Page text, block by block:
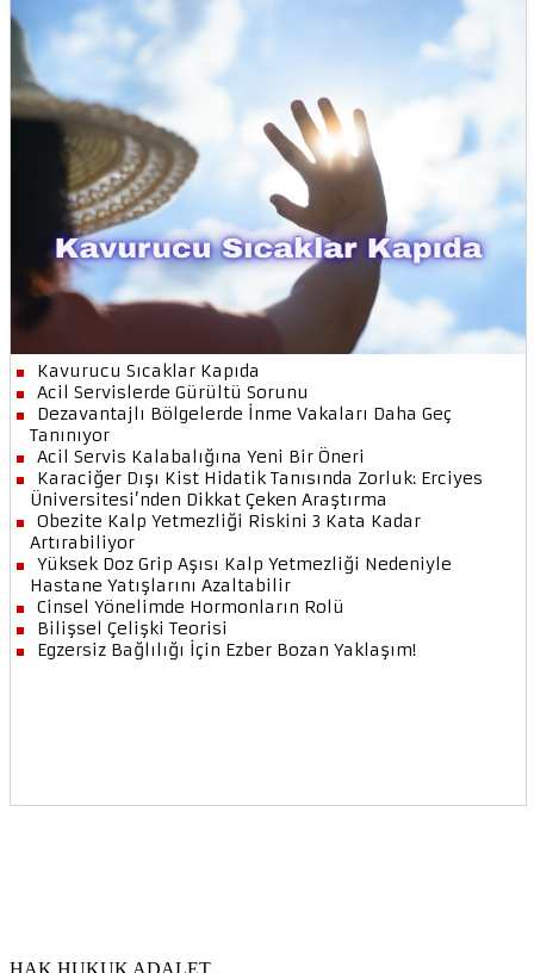
HAK HUKUK ADALET